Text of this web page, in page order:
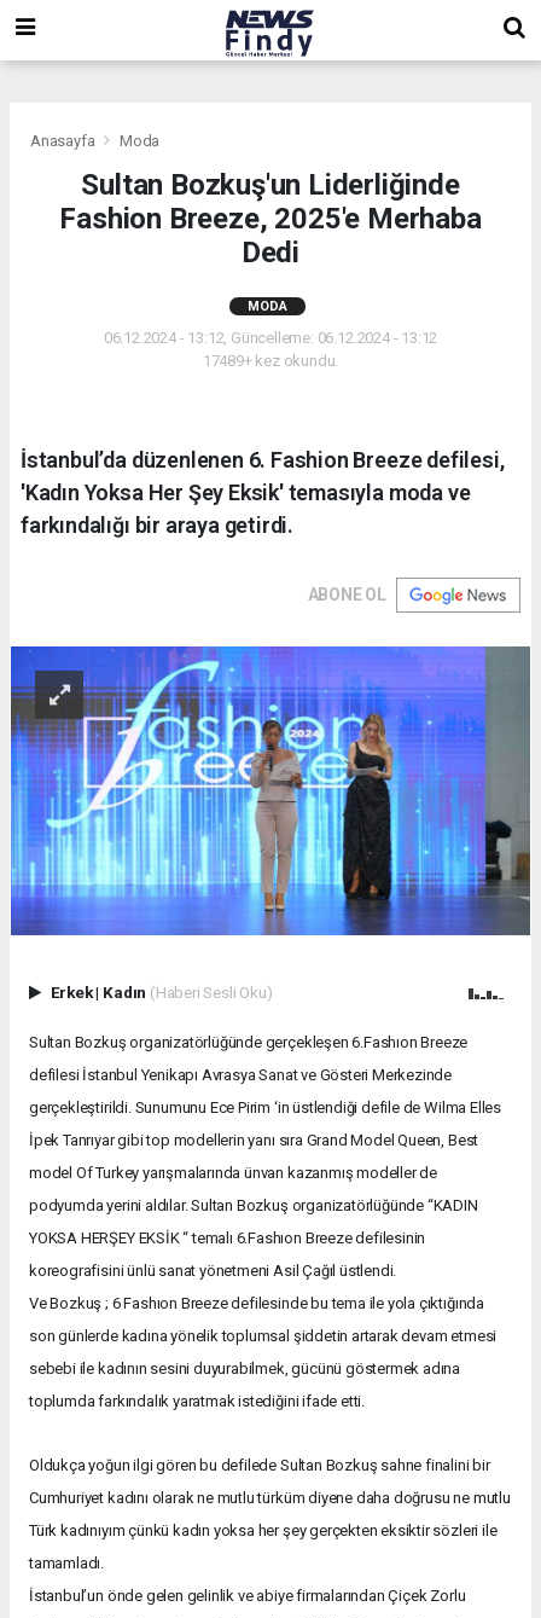
Anasayfa Moda
Sultan Bozkuş'un Liderliğinde
Fashion Breeze, 2025'e Merhaba
Dedi
MODA
06.12.2024 - 13:12, Güncelleme: 06.12.2024 - 13:12
17489+ kez okundu.
İstanbul’da düzenlenen 6. Fashion Breeze defilesi,
'Kadın Yoksa Her Şey Eksik' temasıyla moda ve
farkındalığı bir araya getirdi.
ABONE OL
Erkek| Kadın (Haberi Sesli Oku)
Sultan Bozkuş organizatörlüğünde gerçekleşen 6.Fashıon Breeze
defilesi İstanbul Yenikapı Avrasya Sanat ve Gösteri Merkezinde
gerçekleştirildi. Sunumunu Ece Pirim ‘in üstlendiği defile de Wilma Elles
İpek Tanrıyar gibi top modellerin yanı sıra Grand Model Queen, Best
model Of Turkey yarışmalarında ünvan kazanmış modeller de
podyumda yerini aldılar. Sultan Bozkuş organizatörlüğünde “KADIN
YOKSA HERŞEY EKSİK “ temalı 6.Fashıon Breeze defilesinin
koreografisini ünlü sanat yönetmeni Asil Çağıl üstlendi.
Ve Bozkuş ; 6 Fashıon Breeze defilesinde bu tema ile yola çıktığında
son günlerde kadına yönelik toplumsal şiddetin artarak devam etmesi
sebebi ile kadının sesini duyurabilmek, gücünü göstermek adına
toplumda farkındalık yaratmak istediğini ifade etti.
Oldukça yoğun ilgi gören bu defilede Sultan Bozkuş sahne finalini bir
Cumhuriyet kadını olarak ne mutlu türküm diyene daha doğrusu ne mutlu
Türk kadınıyım çünkü kadın yoksa her şey gerçekten eksiktir sözleri ile
tamamladı.
İstanbul’un önde gelen gelinlik ve abiye firmalarından Çiçek Zorlu